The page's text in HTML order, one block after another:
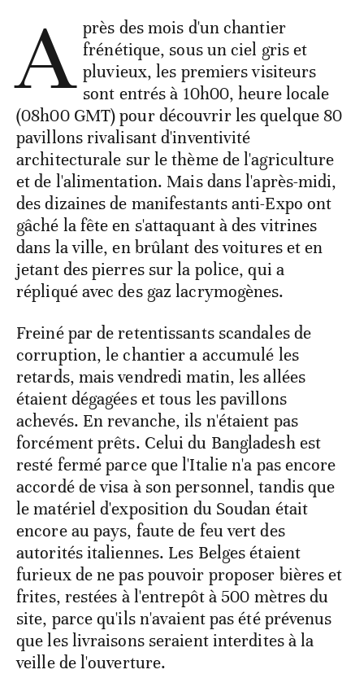
A près des mois d'un chantier
frénétique, sous un ciel gris et
pluvieux, les premiers visiteurs
sont entrés à 10h00, heure locale
(08h00 GMT) pour découvrir les quelque 80
pavillons rivalisant d'inventivité
architecturale sur le thème de l'agriculture
et de l'alimentation. Mais dans l'après-midi,
des dizaines de manifestants anti-Expo ont
gâché la fête en s'attaquant à des vitrines
dans la ville, en brûlant des voitures et en
jetant des pierres sur la police, qui a
répliqué avec des gaz lacrymogènes.
Freiné par de retentissants scandales de
corruption, le chantier a accumulé les
retards, mais vendredi matin, les allées
étaient dégagées et tous les pavillons
achevés. En revanche, ils n'étaient pas
forcément prêts. Celui du Bangladesh est
resté fermé parce que l'Italie n'a pas encore
accordé de visa à son personnel, tandis que
le matériel d'exposition du Soudan était
encore au pays, faute de feu vert des
autorités italiennes. Les Belges étaient
furieux de ne pas pouvoir proposer bières et
frites, restées à l'entrepôt à 500 mètres du
site, parce qu'ils n'avaient pas été prévenus
que les livraisons seraient interdites à la
veille de l'ouverture.